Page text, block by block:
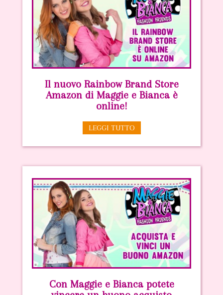
Il nuovo Rainbow Brand Store
Amazon di Maggie e Bianca è
online!
LEGGI TUTTO
Con Maggie e Bianca potete